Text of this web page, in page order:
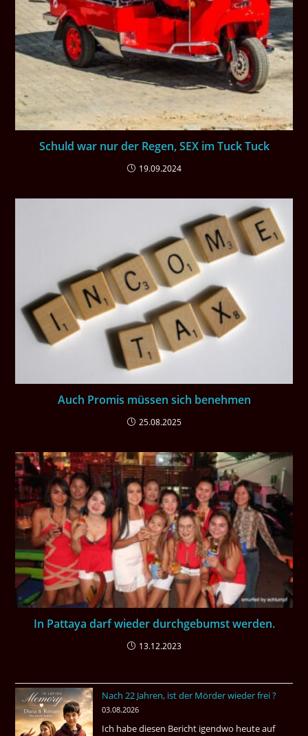
Schuld war nur der Regen, SEX im Tuck Tuck
19.09.2024
Auch Promis müssen sich benehmen
25.08.2025
In Pattaya darf wieder durchgebumst werden.
13.12.2023
Nach 22 Jahren, ist der Mörder wieder frei ?
03.08.2026
Ich habe diesen Bericht igendwo heute auf